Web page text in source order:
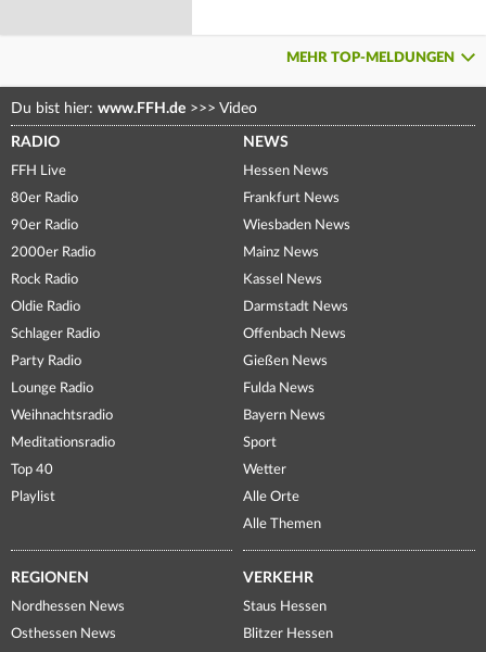
MEHR TOP-MELDUNGEN
Du bist hier: www.FFH.de >>> Video
RADIO
FFH Live
80er Radio
90er Radio
2000er Radio
Rock Radio
Oldie Radio
Schlager Radio
Party Radio
Lounge Radio
Weihnachtsradio
Meditationsradio
Top 40
Playlist
NEWS
Hessen News
Frankfurt News
Wiesbaden News
Mainz News
Kassel News
Darmstadt News
Offenbach News
Gießen News
Fulda News
Bayern News
Sport
Wetter
Alle Orte
Alle Themen
REGIONEN
Nordhessen News
Osthessen News
VERKEHR
Staus Hessen
Blitzer Hessen